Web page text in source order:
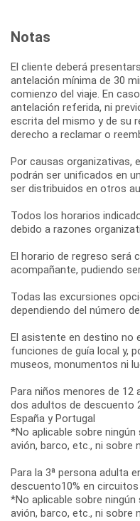
Notas
El cliente deberá
antelación mínima de 30
comienzo del viaje. En
antelación referida, ni
escrita del mismo y de su
derecho a reclamar o
Por causas organizativas,
podrán ser unificados en
ser distribuidos en otros
Todos los horarios
debido a razones
El horario de regreso será
acompañante, pudiendo
Todas las excursiones
dependiendo del número
El asistente en destino no
funciones de guía local y,
museos, monumentos ni
Para niños menores de
dos adultos de descuento
España y Portugal
*No aplicable sobre
avión, barco, etc., ni sobre
Para la 3ª persona adulta
descuento10% en
*No aplicable sobre
avión, barco, etc., ni sobre